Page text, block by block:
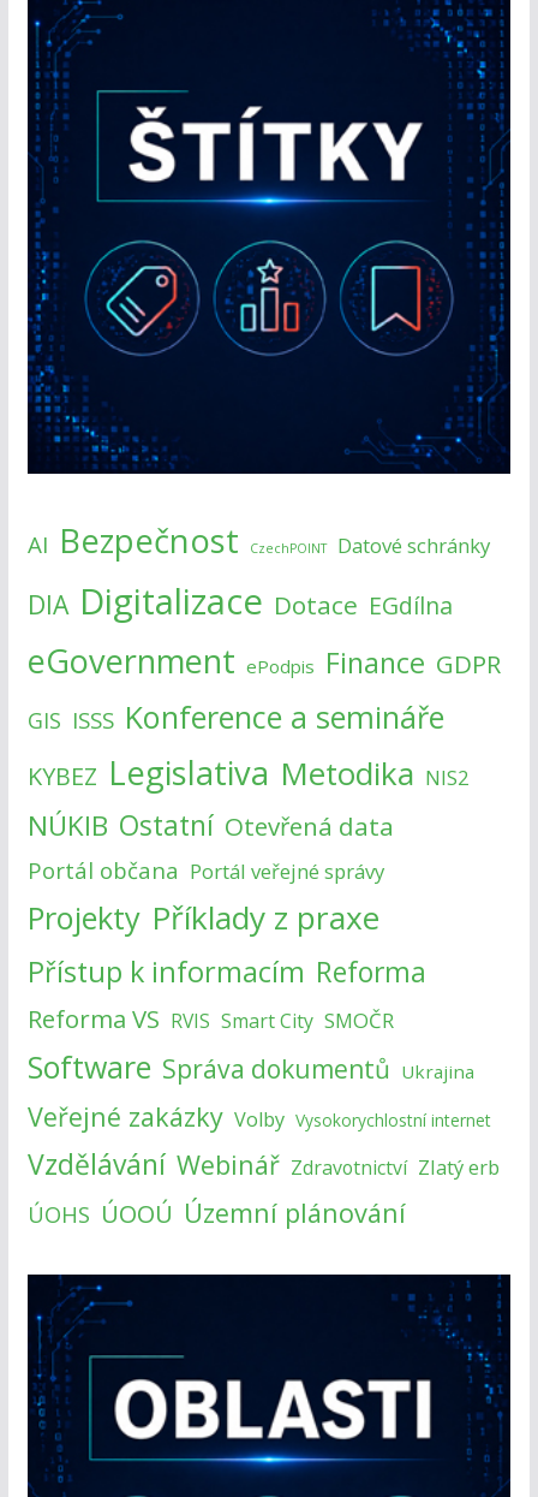
AI Bezpečnost CzechPOINT Datové schránky
DIA Digitalizace Dotace EGdílna
eGovernment ePodpis Finance GDPR
GIS ISSS Konference a semináře
KYBEZ Legislativa Metodika NIS2
NÚKIB Ostatní Otevřená data
Portál občana Portál veřejné správy
Projekty Příklady z praxe
Přístup k informacím Reforma
Reforma VS RVIS Smart City SMOČR
Software Správa dokumentů Ukrajina
Veřejné zakázky Volby Vysokorychlostní internet
Vzdělávání Webinář Zdravotnictví Zlatý erb
ÚOHS ÚOOÚ Územní plánování